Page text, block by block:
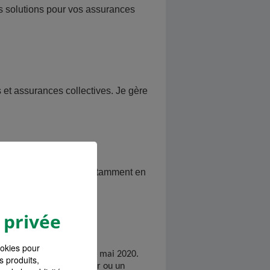
interlocuteurs !
solutions pour vos assurances
assurances collectives. Je gère
vous conseiller notamment en
sur Seine en mai 2020.
soyez un particulier ou un
pour
produits,